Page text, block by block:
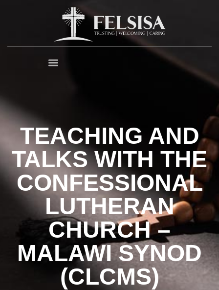
TEACHING AND
TALKS WITH THE
CONFESSIONAL
LUTHERAN
CHURCH –
MALAWI SYNOD
(CLCMS)